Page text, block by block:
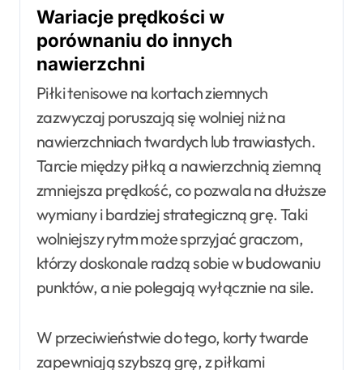
Wariacje prędkości w
porównaniu do innych
nawierzchni
Piłki tenisowe na kortach ziemnych
zazwyczaj poruszają się wolniej niż na
nawierzchniach twardych lub trawiastych.
Tarcie między piłką a nawierzchnią ziemną
zmniejsza prędkość, co pozwala na dłuższe
wymiany i bardziej strategiczną grę. Taki
wolniejszy rytm może sprzyjać graczom,
którzy doskonale radzą sobie w budowaniu
punktów, a nie polegają wyłącznie na sile.
W przeciwieństwie do tego, korty twarde
zapewniają szybszą grę, z piłkami